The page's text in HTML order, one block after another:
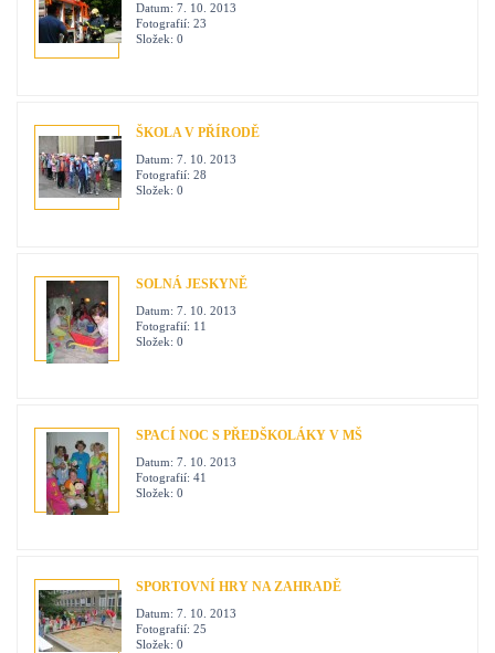
Datum: 7. 10. 2013
Fotografií: 23
Složek: 0
ŠKOLA V PŘÍRODĚ
Datum: 7. 10. 2013
Fotografií: 28
Složek: 0
SOLNÁ JESKYNĚ
Datum: 7. 10. 2013
Fotografií: 11
Složek: 0
SPACÍ NOC S PŘEDŠKOLÁKY V MŠ
Datum: 7. 10. 2013
Fotografií: 41
Složek: 0
SPORTOVNÍ HRY NA ZAHRADĚ
Datum: 7. 10. 2013
Fotografií: 25
Složek: 0